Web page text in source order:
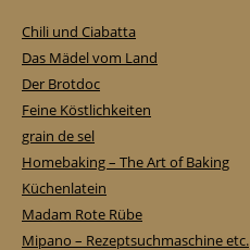
Chili und Ciabatta
Das Mädel vom Land
Der Brotdoc
Feine Köstlichkeiten
grain de sel
Homebaking – The Art of Baking
Küchenlatein
Madam Rote Rübe
Mipano – Rezeptsuchmaschine etc.